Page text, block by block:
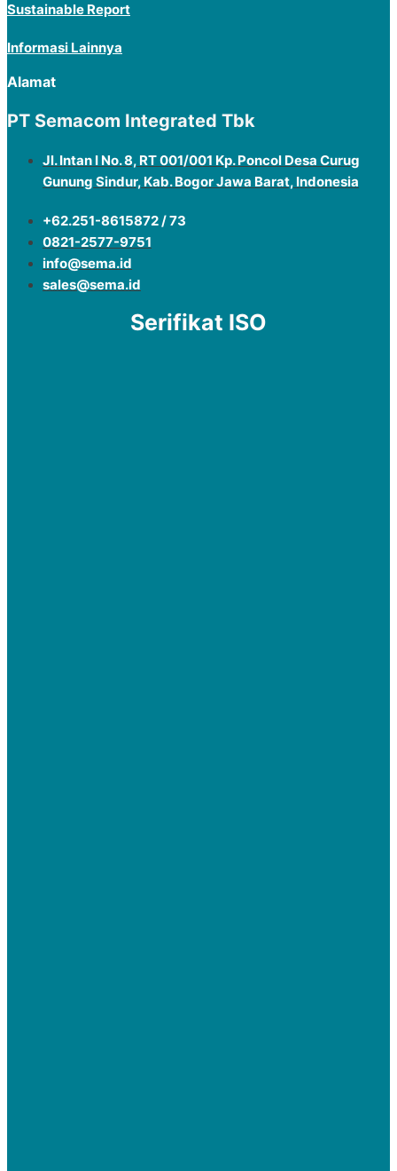
Sustainable Report
Informasi Lainnya
Alamat
PT Semacom Integrated Tbk
Jl. Intan I No. 8, RT 001/001 Kp. Poncol Desa Curug
Gunung Sindur, Kab. Bogor Jawa Barat, Indonesia
+62.251-8615872 / 73
0821-2577-9751
info@sema.id
sales@sema.id
Serifikat ISO